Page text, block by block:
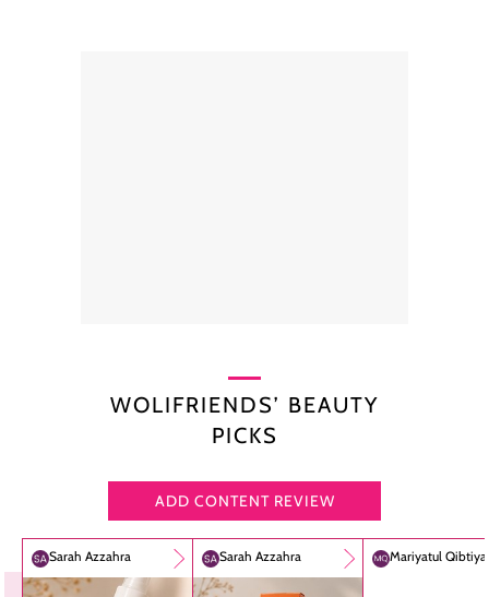
WOLIFRIENDS’ BEAUTY
PICKS
ADD CONTENT REVIEW
Sarah Azzahra Sarah Azzahra Mariyatul